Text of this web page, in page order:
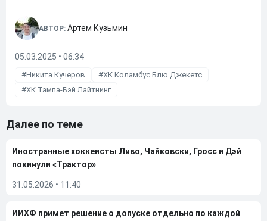
АВТОР: Артем Кузьмин
05.03.2025 • 06:34
Никита Кучеров
ХК Коламбус Блю Джекетс
ХК Тампа-Бэй Лайтнинг
Далее по теме
Иностранные хоккеисты Ливо, Чайковски, Гросс и Дэй
покинули «Трактор»
31.05.2026 • 11:40
ИИХФ примет решение о допуске отдельно по каждой